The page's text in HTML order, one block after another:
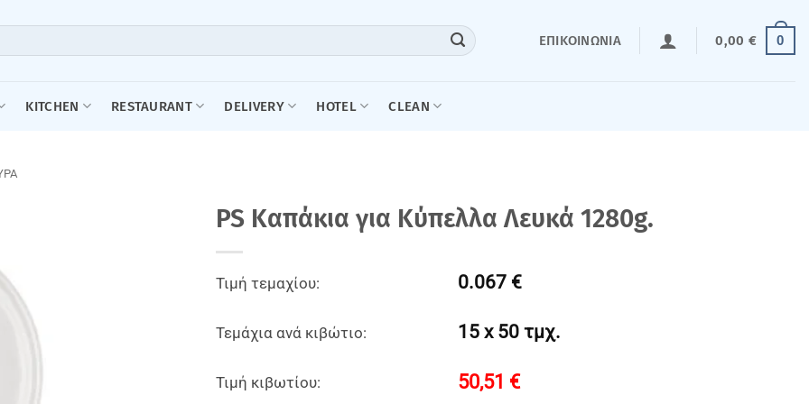
ΕΠΙΚΟΙΝΩΝΊΑ 0,00 € 0
KITCHEN RESTAURANT DELIVERY HOTEL CLEAN
PS Kαπάκια για Κύπελλα Λευκά 1280g.
Τιμή τεμαχίου: 0.067 €
Τεμάχια ανά κιβώτιο: 15 x 50 τμχ.
Τιμή κιβωτίου: 50,51 €